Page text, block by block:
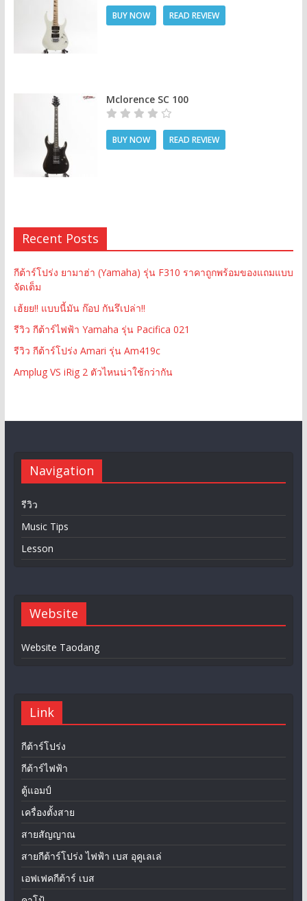
BUY NOW READ REVIEW
Mclorence SC 100
BUY NOW READ REVIEW
Recent Posts
กีต้าร์โปร่ง ยามาฮ่า (Yamaha) รุ่น F310 ราคาถูกพร้อมของแถมแบบ
จัดเต็ม
เฮ้ยย!! แบบนี้มัน ก๊อป กันรึเปล่า!!
รีวิว กีต้าร์ไฟฟ้า Yamaha รุ่น Pacifica 021
รีวิว กีต้าร์โปร่ง Amari รุ่น Am419c
Amplug VS iRig 2 ตัวไหนน่าใช้กว่ากัน
Navigation
รีวิว
Music Tips
Lesson
Website
Website Taodang
Link
กีต้าร์โปร่ง
กีต้าร์ไฟฟ้า
ตู้แอมป์
เครื่องตั้งสาย
สายสัญญาณ
สายกีต้าร์โปร่ง ไฟฟ้า เบส อุคูเลเล่
เอฟเฟคกีต้าร์ เบส